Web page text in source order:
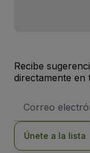
Recibe
directamente en
de
Únete a la lista